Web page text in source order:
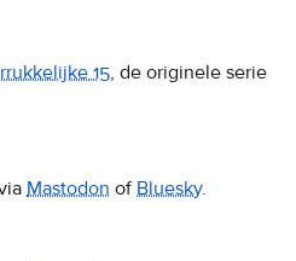
15, de originele serie
Mastodon ofBluesky.